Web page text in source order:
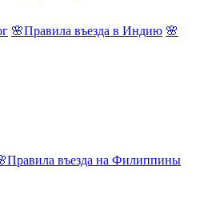
🌸Правила въезда в Индию 🌸
въезда на Филиппины